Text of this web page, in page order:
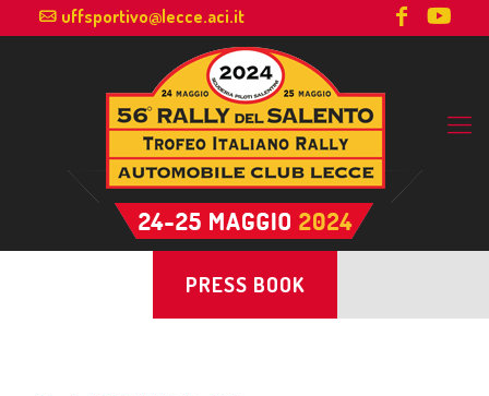
uffsportivo@lecce.aci.it
PRESS BOOK